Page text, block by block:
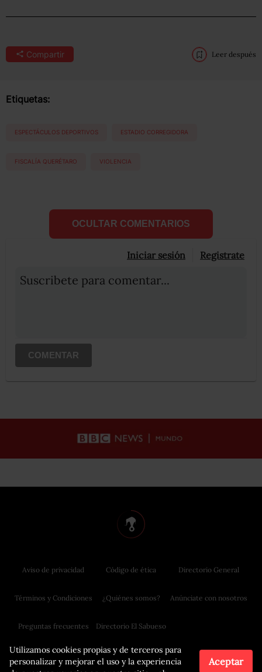
Compartir Leer después
Etiquetas:
ESPECTÁCULOS DEPORTIVOS ESTADIO CORREGIDORA
FISCALÍA QUERÉTARO VIOLENCIA
OCULTAR COMENTARIOS
Iniciar sesión Registrate
Suscribete para comentar...
COMENTAR
Utilizamos cookies propias y de terceros para
personalizar y mejorar el uso y la experiencia
Aceptar
Aviso de privacidad
Términos y Condiciones
Preguntas frecuentes
Código de ética
¿Quiénes somos?
Directorio El Sabueso
Directorio General
Anúnciate con nosotros